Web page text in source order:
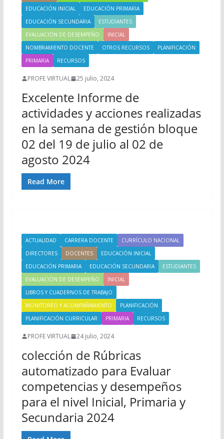
EDUCACIÓN INICIAL
EDUCACIÓN PRIMARIA
EDUCACIÓN SECUNDARIA
ESTUDIANTES
EVALUACIÓN DE DESEMPEÑO
INICIAL
NOMBRAMIENTO DOCENTE
OTROS RECURSOS
PLANIFICACIÓN
PRIMARIA
RECURSOS
PROFE VIRTUAL 25 julio, 2024
Excelente Informe de
actividades y acciones realizadas
en la semana de gestión bloque
02 del 19 de julio al 02 de
agosto 2024
Read More
ACTUALIDAD CARRERA DOCENTE
CURRÍCULO NACIONAL
DIRECTORES
DOCENTES
EDUCACIÓN INICIAL
EDUCACIÓN PRIMARIA
EDUCACIÓN SECUNDARIA
ESTUDIANTES
EVALUACIÓN DE DESEMPEÑO
INICIAL
LIBROS Y CUADERNOS DE TRABAJO
MONITOREO Y ACOMPAÑAMIENTO
PLANIFICACIÓN
PLANIFICACIÓN CURRICULAR
PRIMARIA RECURSOS
PROFE VIRTUAL 24 julio, 2024
colección de Rúbricas
automatizado para Evaluar
competencias y desempeños
para el nivel Inicial, Primaria y
Secundaria 2024